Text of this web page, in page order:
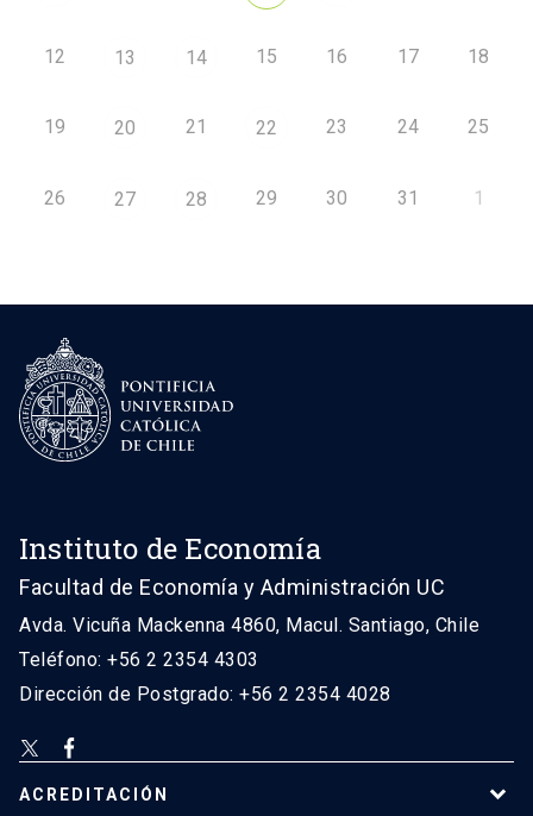
12 13 14 15 16 17 18
19 20 21 22 23 24 25
26 27 28 29 30 31 1
Instituto de Economía
Facultad de Economía y Administración UC
Avda. Vicuña Mackenna 4860, Macul. Santiago, Chile
Teléfono: +56 2 2354 4303
Dirección de Postgrado: +56 2 2354 4028
ACREDITACIÓN